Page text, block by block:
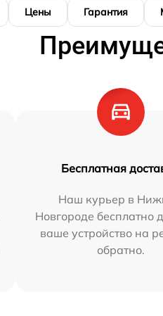
Цены Гарантия
Бесплатная
Наш курьер в
Новгороде бесплатно
ваше устройство на
обратно.